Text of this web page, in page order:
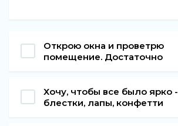
Открою окна и проветрю
помещение. Достаточно
Хочу, чтобы все было ярко -
блестки, лапы, конфетти